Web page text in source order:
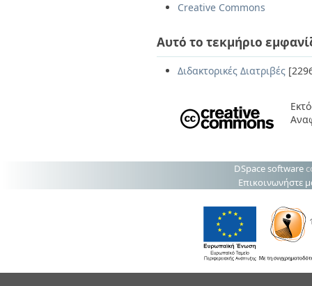
Creative Commons
Αυτό το τεκμήριο
Διδακτορικές Διατριβές
DSpace software
Επικοινωνήστε